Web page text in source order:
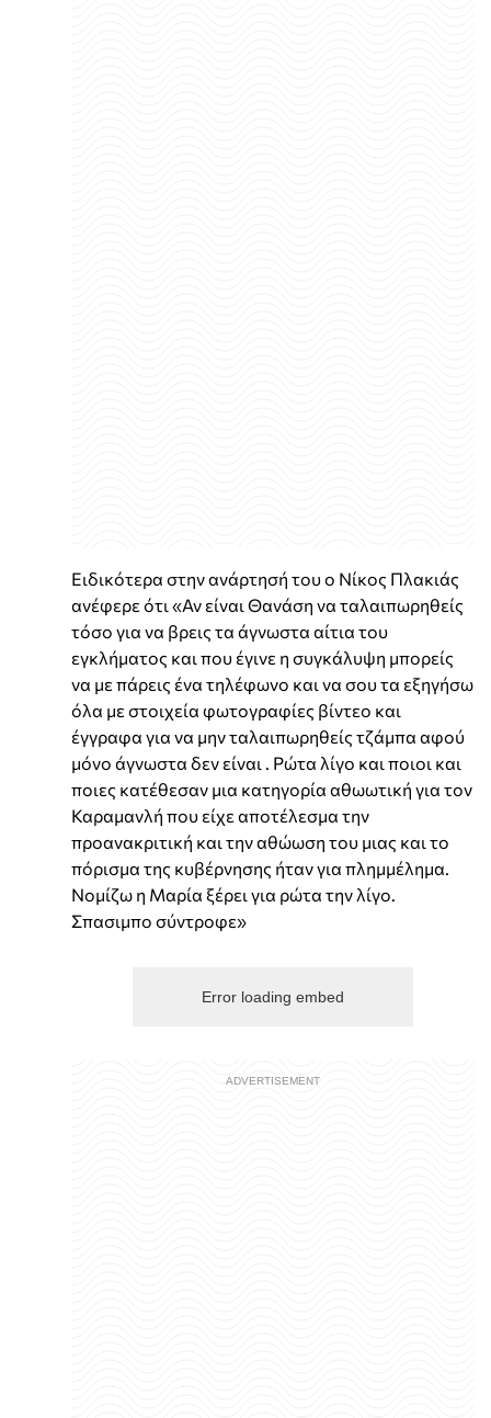
Ειδικότερα στην ανάρτησή του ο Νίκος Πλακιάς
ανέφερε ότι «Αν είναι Θανάση να ταλαιπωρηθείς
τόσο για να βρεις τα άγνωστα αίτια του
εγκλήματος και που έγινε η συγκάλυψη μπορείς
να με πάρεις ένα τηλέφωνο και να σου τα εξηγήσω
όλα με στοιχεία φωτογραφίες βίντεο και
έγγραφα για να μην ταλαιπωρηθείς τζάμπα αφού
μόνο άγνωστα δεν είναι . Ρώτα λίγο και ποιοι και
ποιες κατέθεσαν μια κατηγορία αθωωτική για τον
Καραμανλή που είχε αποτέλεσμα την
προανακριτική και την αθώωση του μιας και το
πόρισμα της κυβέρνησης ήταν για πλημμέλημα.
Νομίζω η Μαρία ξέρει για ρώτα την λίγο.
Σπασιμπο σύντροφε»
Error loading embed